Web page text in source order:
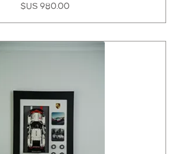
السعر‏980.00 US$